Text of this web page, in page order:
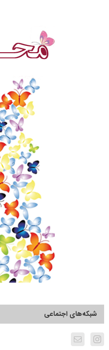
شبکه‌های اجتماعی